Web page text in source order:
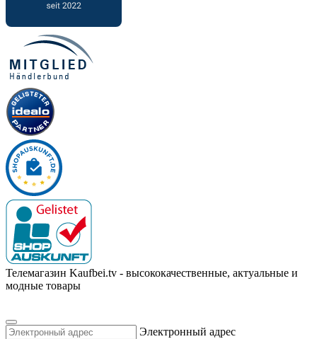
Телемагазин Kaufbei.tv - высококачественные, актуальные и
модные товары
Электронный адрес